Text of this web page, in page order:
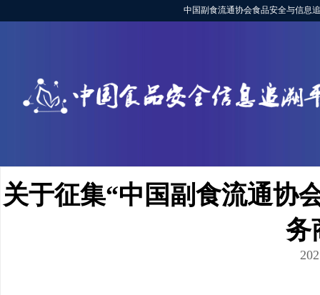
中国副食流通协会食品安全与信息
关于征集“中国副食流通协
务